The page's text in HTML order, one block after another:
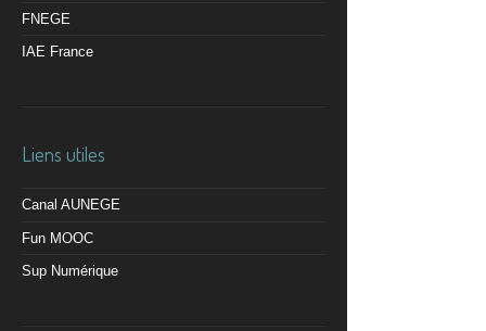
FNEGE
IAE France
Liens utiles
Canal AUNEGE
Fun MOOC
Sup Numérique